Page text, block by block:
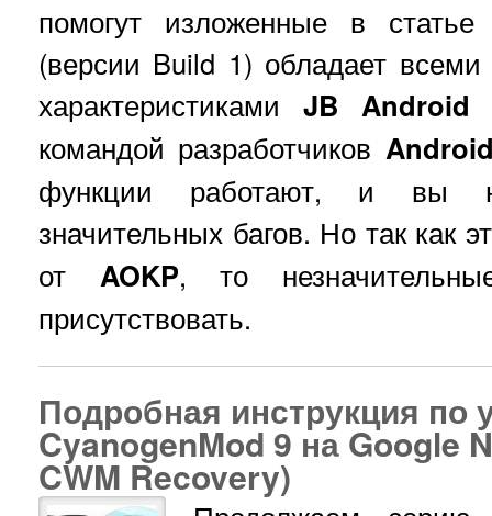
помогут изложенные в
(версии Build 1) обладает
характеристиками JB Android
командой разработчиков
функции работают, и вы
значительных багов. Но так как
от AOKP, то
присутствовать.
Подробная инструкция по
CyanogenMod 9 на Google
CWM Recovery)